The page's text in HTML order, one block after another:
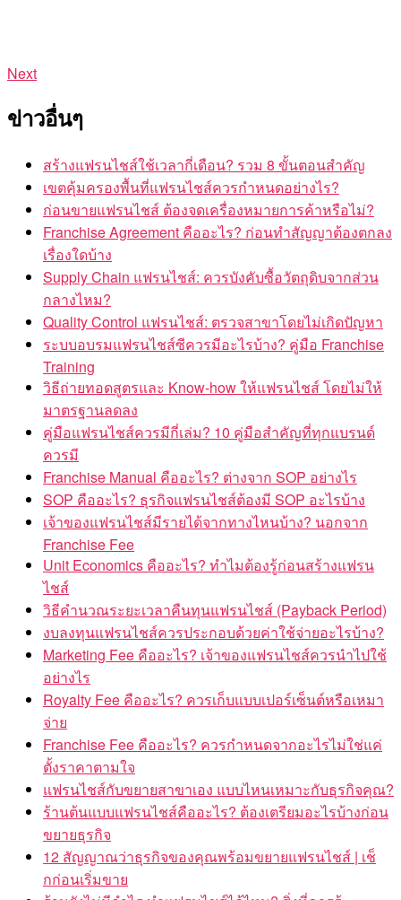
Next
ข่าวอื่นๆ
สร้างแฟรนไชส์ใช้เวลากี่เดือน? รวม 8 ขั้นตอนสำคัญ
เขตคุ้มครองพื้นที่แฟรนไชส์ควรกำหนดอย่างไร?
ก่อนขายแฟรนไชส์ ต้องจดเครื่องหมายการค้าหรือไม่?
Franchise Agreement คืออะไร? ก่อนทำสัญญาต้องตกลง
เรื่องใดบ้าง
Supply Chain แฟรนไชส์: ควรบังคับซื้อวัตถุดิบจากส่วน
กลางไหม?
Quality Control แฟรนไชส์: ตรวจสาขาโดยไม่เกิดปัญหา
ระบบอบรมแฟรนไชส์ซีควรมีอะไรบ้าง? คู่มือ Franchise
Training
วิธีถ่ายทอดสูตรและ Know-how ให้แฟรนไชส์ โดยไม่ให้
มาตรฐานลดลง
คู่มือแฟรนไชส์ควรมีกี่เล่ม? 10 คู่มือสำคัญที่ทุกแบรนด์
ควรมี
Franchise Manual คืออะไร? ต่างจาก SOP อย่างไร
SOP คืออะไร? ธุรกิจแฟรนไชส์ต้องมี SOP อะไรบ้าง
เจ้าของแฟรนไชส์มีรายได้จากทางไหนบ้าง? นอกจาก
Franchise Fee
Unit Economics คืออะไร? ทำไมต้องรู้ก่อนสร้างแฟรน
ไชส์
วิธีคำนวณระยะเวลาคืนทุนแฟรนไชส์ (Payback Period)
งบลงทุนแฟรนไชส์ควรประกอบด้วยค่าใช้จ่ายอะไรบ้าง?
Marketing Fee คืออะไร? เจ้าของแฟรนไชส์ควรนำไปใช้
อย่างไร
Royalty Fee คืออะไร? ควรเก็บแบบเปอร์เซ็นต์หรือเหมา
จ่าย
Franchise Fee คืออะไร? ควรกำหนดจากอะไรไม่ใช่แค่
ตั้งราคาตามใจ
แฟรนไชส์กับขยายสาขาเอง แบบไหนเหมาะกับธุรกิจคุณ?
ร้านต้นแบบแฟรนไชส์คืออะไร? ต้องเตรียมอะไรบ้างก่อน
ขยายธุรกิจ
12 สัญญาณว่าธุรกิจของคุณพร้อมขยายแฟรนไชส์ | เช็
กก่อนเริ่มขาย